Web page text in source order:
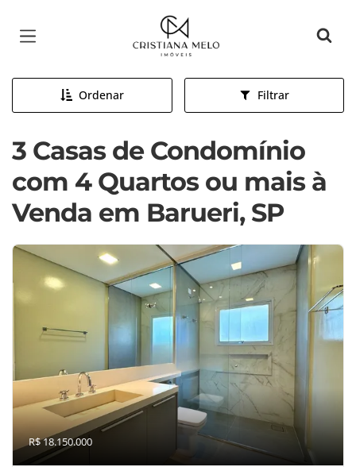
Página inicial
Ordenar Filtrar
3 Casas de Condomínio
com 4 Quartos ou mais à
Venda em Barueri, SP
R$ 18.150.000